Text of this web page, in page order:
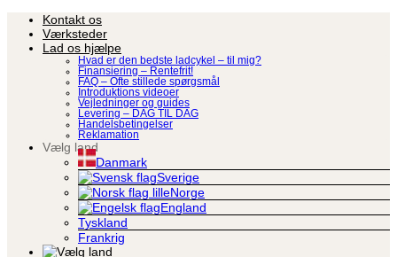
Fortsæt
indhold
Kontakt os
Værksteder
Lad os hjælpe
Hvad er den bedste ladcykel – til mig?
Finansiering – Rentefrit!
FAQ – Ofte stillede spørgsmål
Introduktions videoer
Vejledninger og guides
Levering – DAG TIL DAG
Handelsbetingelser
Reklamation
Vælg land
Danmark
Sverige
Norge
England
Tyskland
Frankrig